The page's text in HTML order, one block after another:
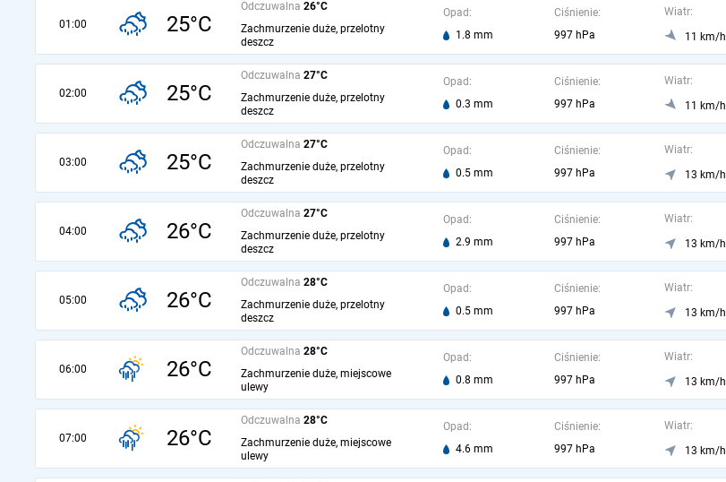
01:00 25°C
Odczuwalna 26°C
Zachmurzenie duże, przelotny
deszcz
Opad:
1.8 mm
Ciśnienie:
997 hPa
Wiatr:
11 km/h
02:00 25°C
Odczuwalna 27°C
Zachmurzenie duże, przelotny
deszcz
Opad:
0.3 mm
Ciśnienie:
997 hPa
Wiatr:
11 km/h
03:00 25°C
Odczuwalna 27°C
Zachmurzenie duże, przelotny
deszcz
Opad:
0.5 mm
Ciśnienie:
997 hPa
Wiatr:
13 km/h
04:00 26°C
Odczuwalna 27°C
Zachmurzenie duże, przelotny
deszcz
Opad:
2.9 mm
Ciśnienie:
997 hPa
Wiatr:
13 km/h
05:00 26°C
Odczuwalna 28°C
Zachmurzenie duże, przelotny
deszcz
Opad:
0.5 mm
Ciśnienie:
997 hPa
Wiatr:
13 km/h
06:00 26°C
Odczuwalna 28°C
Zachmurzenie duże, miejscowe
ulewy
Opad:
0.8 mm
Ciśnienie:
997 hPa
Wiatr:
13 km/h
07:00 26°C
Odczuwalna 28°C
Zachmurzenie duże, miejscowe
ulewy
Opad:
4.6 mm
Ciśnienie:
997 hPa
Wiatr:
13 km/h